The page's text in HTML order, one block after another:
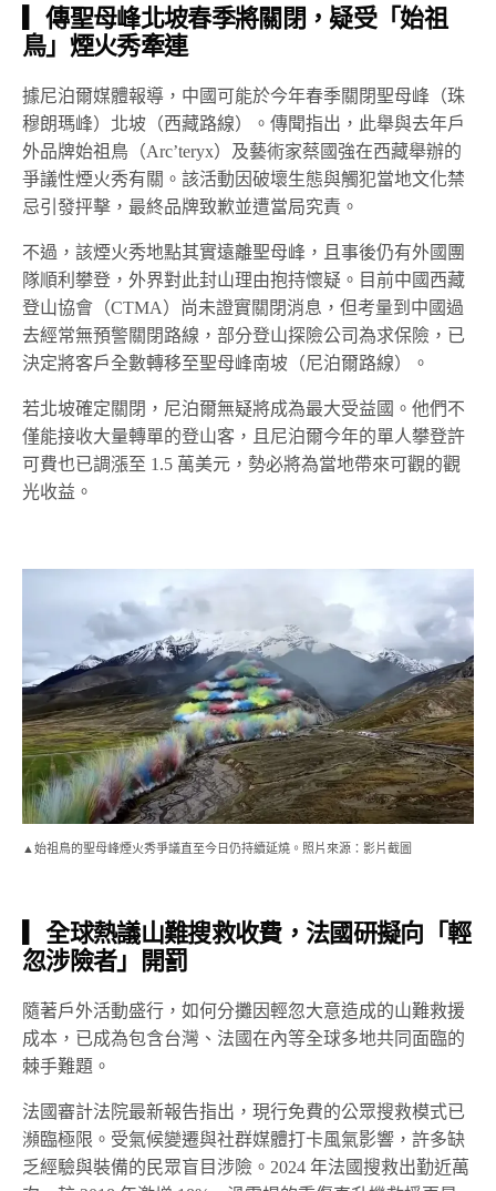
▎傳聖母峰北坡春季將關閉，疑受「始祖
鳥」煙火秀牽連
據尼泊爾媒體報導，中國可能於今年春季關閉聖母峰（珠
穆朗瑪峰）北坡（西藏路線）。傳聞指出，此舉與去年戶
外品牌始祖鳥（Arc’teryx）及藝術家蔡國強在西藏舉辦的
爭議性煙火秀有關。該活動因破壞生態與觸犯當地文化禁
忌引發抨擊，最終品牌致歉並遭當局究責。
不過，該煙火秀地點其實遠離聖母峰，且事後仍有外國團
隊順利攀登，外界對此封山理由抱持懷疑。目前中國西藏
登山協會（CTMA）尚未證實關閉消息，但考量到中國過
去經常無預警關閉路線，部分登山探險公司為求保險，已
決定將客戶全數轉移至聖母峰南坡（尼泊爾路線）。
若北坡確定關閉，尼泊爾無疑將成為最大受益國。他們不
僅能接收大量轉單的登山客，且尼泊爾今年的單人攀登許
可費也已調漲至 1.5 萬美元，勢必將為當地帶來可觀的觀
光收益。
▲始祖鳥的聖母峰煙火秀爭議直至今日仍持續延燒。照片來源：影片截圖
▎全球熱議山難搜救收費，法國研擬向「輕
忽涉險者」開罰
隨著戶外活動盛行，如何分攤因輕忽大意造成的山難救援
成本，已成為包含台灣、法國在內等全球多地共同面臨的
棘手難題。
法國審計法院最新報告指出，現行免費的公眾搜救模式已
瀕臨極限。受氣候變遷與社群媒體打卡風氣影響，許多缺
乏經驗與裝備的民眾盲目涉險。2024 年法國搜救出勤近萬